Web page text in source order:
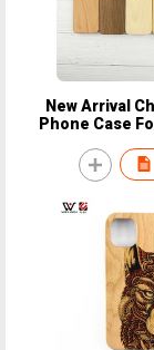
New Arrival
Phone Case